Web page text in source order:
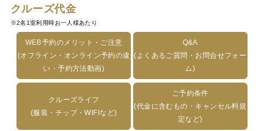
クルーズ代金
※2名1室利用時お一人様あたり
WEB予約のメリット・ご注意
(オフライン・オンライン予約の違
い・予約方法動画)
Q&A
(よくあるご質問・お問合せフォー
ム)
クルーズライフ
(服装・チップ・WIFIなど)
ご予約条件
(代金に含むもの・キャンセル料規
定など)